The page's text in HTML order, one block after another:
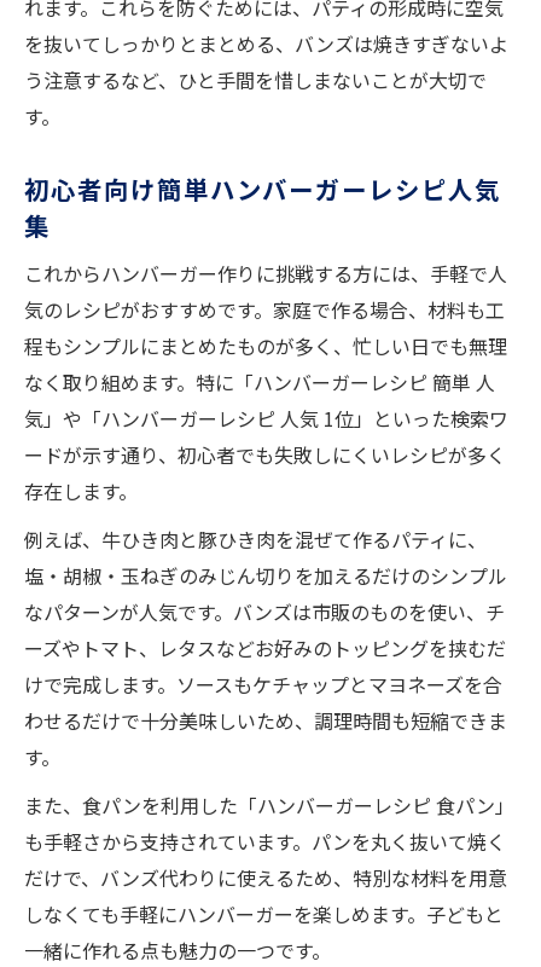
れます。これらを防ぐためには、パティの形成時に空気
を抜いてしっかりとまとめる、バンズは焼きすぎないよ
う注意するなど、ひと手間を惜しまないことが大切で
す。
初心者向け簡単ハンバーガーレシピ人気
集
これからハンバーガー作りに挑戦する方には、手軽で人
気のレシピがおすすめです。家庭で作る場合、材料も工
程もシンプルにまとめたものが多く、忙しい日でも無理
なく取り組めます。特に「ハンバーガーレシピ 簡単 人
気」や「ハンバーガーレシピ 人気 1位」といった検索ワ
ードが示す通り、初心者でも失敗しにくいレシピが多く
存在します。
例えば、牛ひき肉と豚ひき肉を混ぜて作るパティに、
塩・胡椒・玉ねぎのみじん切りを加えるだけのシンプル
なパターンが人気です。バンズは市販のものを使い、チ
ーズやトマト、レタスなどお好みのトッピングを挟むだ
けで完成します。ソースもケチャップとマヨネーズを合
わせるだけで十分美味しいため、調理時間も短縮できま
す。
また、食パンを利用した「ハンバーガーレシピ 食パン」
も手軽さから支持されています。パンを丸く抜いて焼く
だけで、バンズ代わりに使えるため、特別な材料を用意
しなくても手軽にハンバーガーを楽しめます。子どもと
一緒に作れる点も魅力の一つです。